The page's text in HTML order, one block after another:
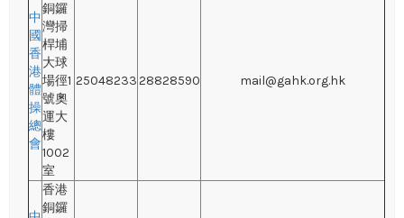
中
國
香
港
體
操
總
會
銅鑼
灣掃
桿埔
大球
場徑1
號奧
運大
樓
1002
室
2504823328828590 mail@gahk.org.hk
香港
銅鑼